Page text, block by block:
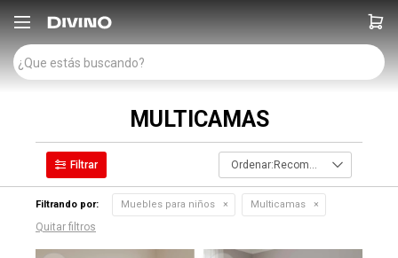

MULTICAMAS
Recomendados
Filtrando por: Muebles para niños Multicamas
Quitar filtros